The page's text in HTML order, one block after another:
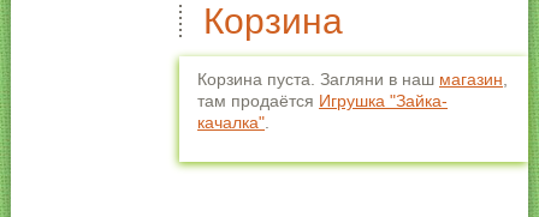
Корзина
Корзина пуста. Загляни в наш магазин
там продаётся Игрушка "Зайка-
качалка"